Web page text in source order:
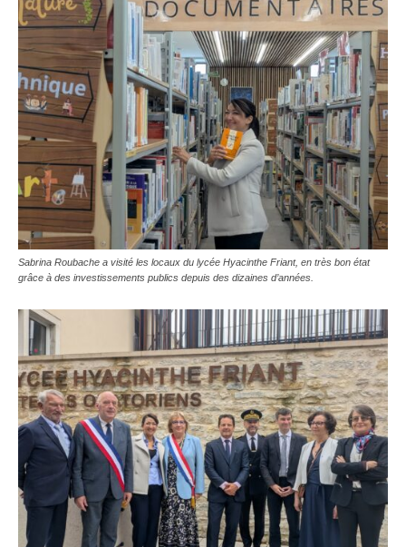
Sabrina Roubache a visité les locaux du lycée Hyacinthe Friant, en très bon état
grâce à des investissements publics depuis des dizaines d’années.